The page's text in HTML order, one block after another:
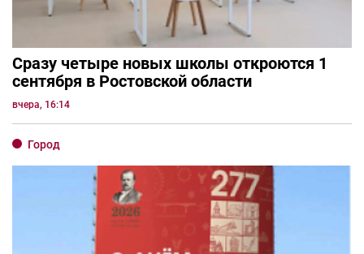
Сразу четыре новых школы откроются 1
сентября в Ростовской области
вчера, 16:14
Город